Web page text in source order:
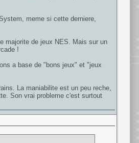
meme si cette derniere,
majorite de jeux NES. Mais sur un
!
a base de "bons jeux" et "jeux
La maniabilite est un peu reche,
Son vrai probleme c'est surtout